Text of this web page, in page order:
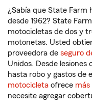
¿Sabía que State Farm
desde 1962? State
motocicletas de dos y
motonetas. Usted
proveedora de seguro
Unidos. Desde lesiones
hasta robo y gastos de
motocicleta ofrece más
necesite agregar